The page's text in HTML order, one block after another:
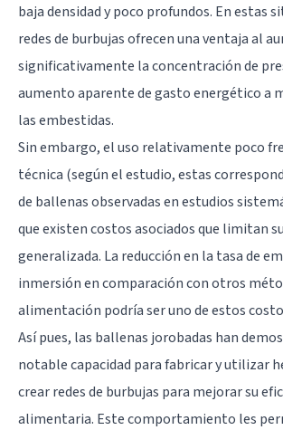
baja densidad y poco profundos. En estas
redes de burbujas ofrecen una ventaja al
significativamente la concentración de
aumento aparente de gasto energético a
las embestidas.
Sin embargo, el uso relativamente poco
técnica (según el estudio, estas
de ballenas observadas en estudios
que existen costos asociados que limitan
generalizada. La reducción en la tasa de
inmersión en comparación con otros
alimentación podría ser uno de estos
Así pues, las ballenas jorobadas han
notable capacidad para fabricar y utilizar
crear redes de burbujas para mejorar su
alimentaria. Este comportamiento les